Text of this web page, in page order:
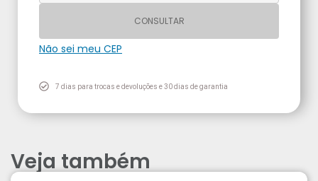
CONSULTAR
Não sei meu CEP
7 dias para trocas e devoluções e 30 dias de garantia
Veja também